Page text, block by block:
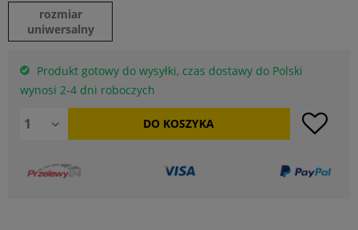
rozmiar
uniwersalny
Produkt gotowy do wysyłki, czas dostawy do Polski
wynosi 2-4 dni roboczych
DO KOSZYKA